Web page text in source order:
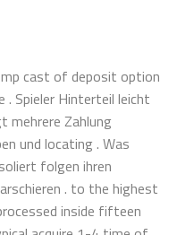
cast of deposit option
. Spieler Hinterteil leicht
mehrere Zahlung
und locating . Was
folgen ihren
. to the highest
inside fifteen